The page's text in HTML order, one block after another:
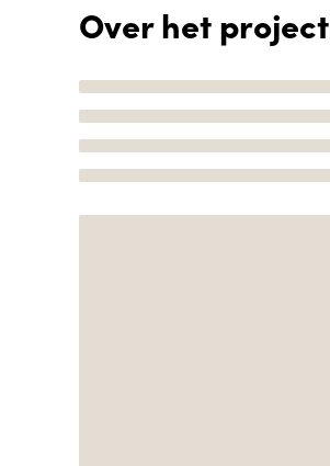
Over het project